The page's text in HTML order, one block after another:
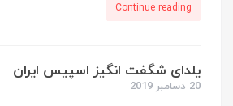
Continue reading
یلدای شگفت انگیز اسپیس ایران
20 دسامبر 2019